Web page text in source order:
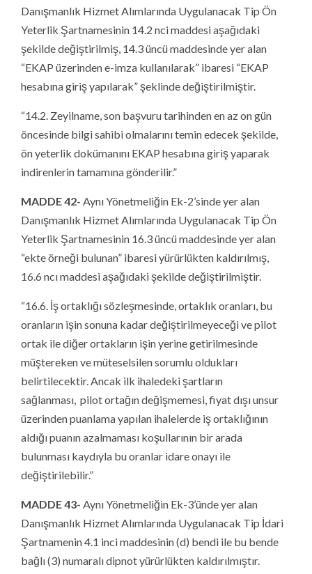
Danışmanlık Hizmet Alımlarında Uygulanacak Tip Ön
Yeterlik Şartnamesinin 14.2 nci maddesi aşağıdaki
şekilde değiştirilmiş, 14.3 üncü maddesinde yer alan
“EKAP üzerinden e-imza kullanılarak” ibaresi “EKAP
hesabına giriş yapılarak” şeklinde değiştirilmiştir.
“14.2. Zeyilname, son başvuru tarihinden en az on gün
öncesinde bilgi sahibi olmalarını temin edecek şekilde,
ön yeterlik dokümanını EKAP hesabına giriş yaparak
indirenlerin tamamına gönderilir.”
MADDE 42- Aynı Yönetmeliğin Ek-2’sinde yer alan
Danışmanlık Hizmet Alımlarında Uygulanacak Tip Ön
Yeterlik Şartnamesinin 16.3 üncü maddesinde yer alan
“ekte örneği bulunan” ibaresi yürürlükten kaldırılmış,
16.6 ncı maddesi aşağıdaki şekilde değiştirilmiştir.
“16.6. İş ortaklığı sözleşmesinde, ortaklık oranları, bu
oranların işin sonuna kadar değiştirilmeyeceği ve pilot
ortak ile diğer ortakların işin yerine getirilmesinde
müştereken ve müteselsilen sorumlu oldukları
belirtilecektir. Ancak ilk ihaledeki şartların
sağlanması, pilot ortağın değişmemesi, fiyat dışı unsur
üzerinden puanlama yapılan ihalelerde iş ortaklığının
aldığı puanın azalmaması koşullarının bir arada
bulunması kaydıyla bu oranlar idare onayı ile
değiştirilebilir.”
MADDE 43- Aynı Yönetmeliğin Ek-3’ünde yer alan
Danışmanlık Hizmet Alımlarında Uygulanacak Tip İdari
Şartnamenin 4.1 inci maddesinin (d) bendi ile bu bende
bağlı (3) numaralı dipnot yürürlükten kaldırılmıştır.